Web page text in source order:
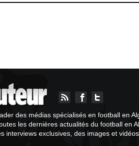
des médias spécialisés en football en
les dernières actualités du football en
interviews exclusives, des images et